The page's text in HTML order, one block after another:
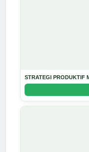
STRATEGI PRODUKTIF